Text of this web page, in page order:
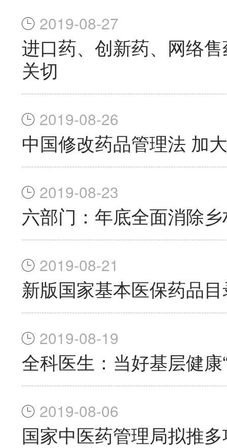
2019-08-27
进口药、创新药、网络
关切
2019-08-26
中国修改药品管理法 加
2019-08-23
六部门：年底全面消除
2019-08-21
新版国家基本医保药品
2019-08-19
全科医生：当好基层健康
2019-08-06
国家中医药管理局拟推